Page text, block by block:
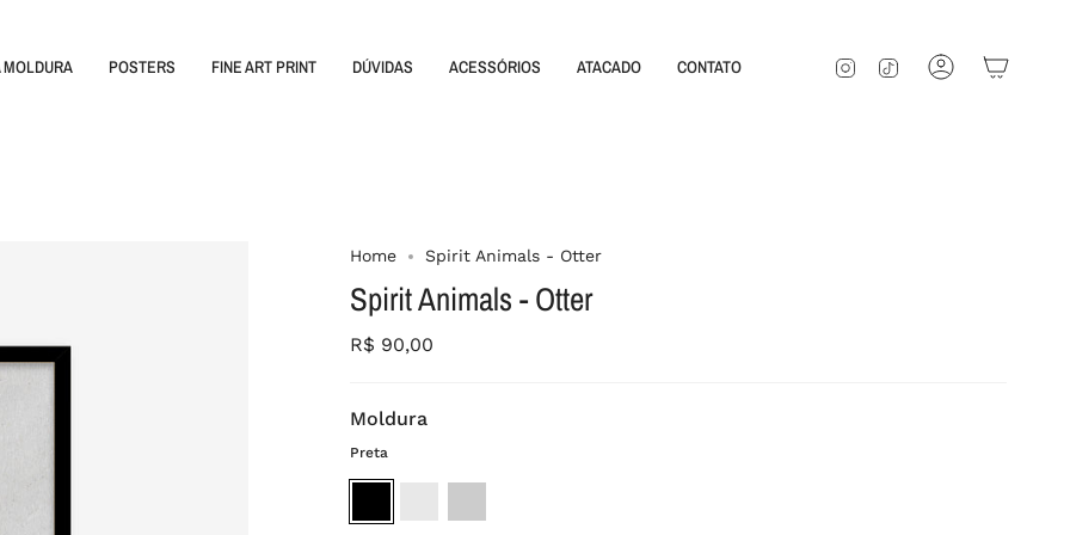
MOLDURA POSTERS FINE ART PRINT DÚVIDAS ACESSÓRIOS ATACADO CONTATO INSTAGRAM
TIKTOK
CONTA
Home Spirit Animals - Otter
Spirit Animals - Otter
R$ 90,00
Moldura
Preta
crua